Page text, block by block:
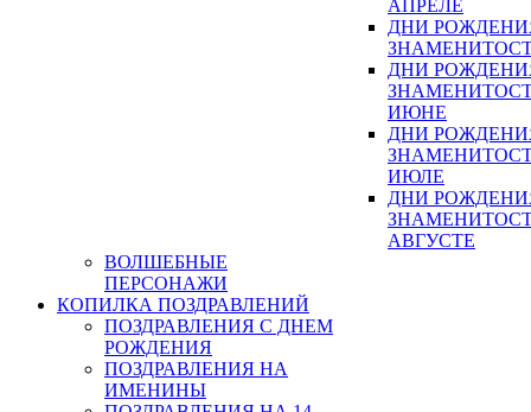
АПРЕЛЕ
ДНИ
ДНИ
ИЮНЕ
ДНИ
ИЮЛЕ
ДНИ
АВГУСТЕ
ВОЛШЕБНЫЕ
ПЕРСОНАЖИ
КОПИЛКА ПОЗДРАВЛЕНИЙ
ПОЗДРАВЛЕНИЯ С ДНЕМ
РОЖДЕНИЯ
ПОЗДРАВЛЕНИЯ НА
ИМЕНИНЫ